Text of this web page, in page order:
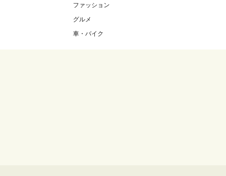
ファッション
グルメ
車・バイク